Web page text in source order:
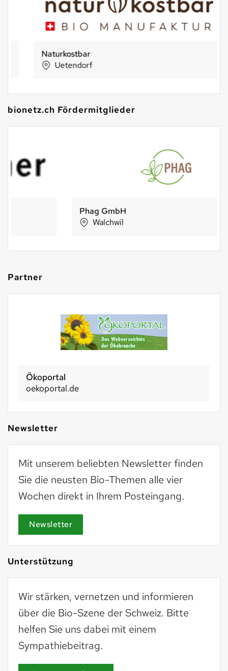
Naturkostbar
Uetendorf
bionetz.ch Fördermitglieder
Partner
Ökoportal
oekoportal.de
Newsletter
Mit unserem beliebten Newsletter finden
Sie die neusten Bio-Themen alle vier
Wochen direkt in Ihrem Posteingang.
Newsletter
Unterstützung
Wir stärken, vernetzen und informieren
über die Bio-Szene der Schweiz. Bitte
helfen Sie uns dabei mit einem
Sympathiebeitrag.